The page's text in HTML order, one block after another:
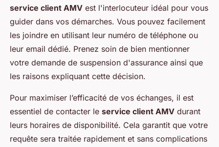
service client AMV est l'interlocuteur idéal pour vous
guider dans vos démarches. Vous pouvez facilement
les joindre en utilisant leur numéro de téléphone ou
leur email dédié. Prenez soin de bien mentionner
votre demande de suspension d'assurance ainsi que
les raisons expliquant cette décision.
Pour maximiser l’efficacité de vos échanges, il est
essentiel de contacter le service client AMV durant
leurs horaires de disponibilité. Cela garantit que votre
requête sera traitée rapidement et sans complications